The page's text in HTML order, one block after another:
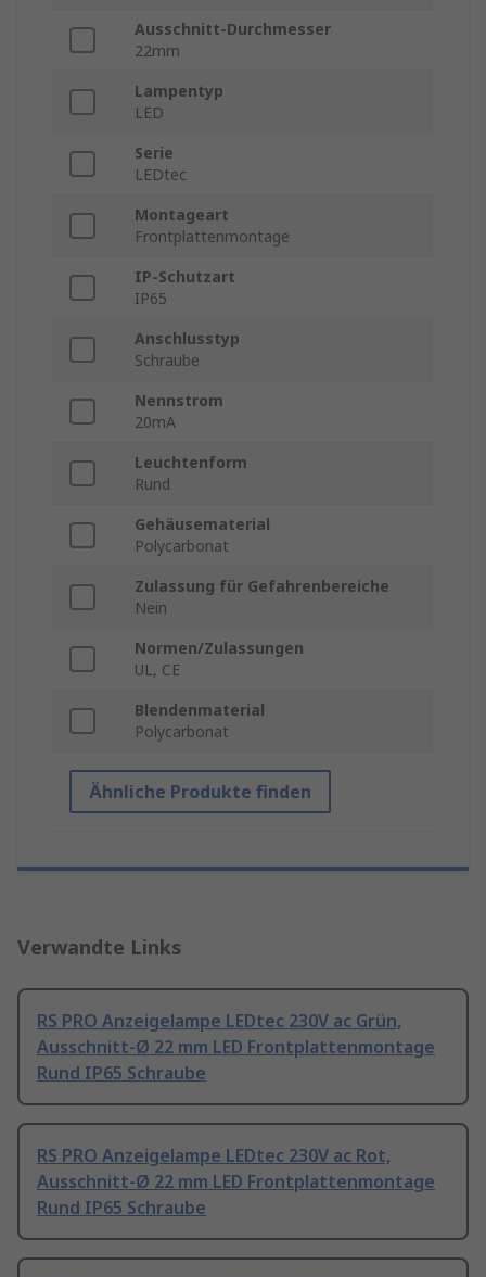
Ausschnitt-Durchmesser
22mm
Lampentyp
LED
Serie
LEDtec
Montageart
Frontplattenmontage
IP-Schutzart
IP65
Anschlusstyp
Schraube
Nennstrom
20mA
Leuchtenform
Rund
Gehäusematerial
Polycarbonat
Zulassung für Gefahrenbereiche
Nein
Normen/Zulassungen
UL, CE
Blendenmaterial
Polycarbonat
Ähnliche Produkte finden
Verwandte Links
RS PRO Anzeigelampe LEDtec 230V ac Grün,
Ausschnitt-Ø 22 mm LED Frontplattenmontage
Rund IP65 Schraube
RS PRO Anzeigelampe LEDtec 230V ac Rot,
Ausschnitt-Ø 22 mm LED Frontplattenmontage
Rund IP65 Schraube